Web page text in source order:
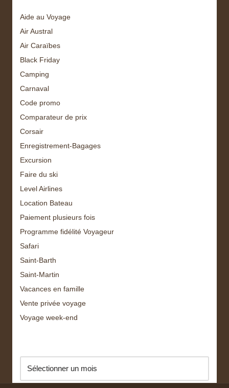
Aide au Voyage
Air Austral
Air Caraïbes
Black Friday
Camping
Carnaval
Code promo
Comparateur de prix
Corsair
Enregistrement-Bagages
Excursion
Faire du ski
Level Airlines
Location Bateau
Paiement plusieurs fois
Programme fidélité Voyageur
Safari
Saint-Barth
Saint-Martin
Vacances en famille
Vente privée voyage
Voyage week-end